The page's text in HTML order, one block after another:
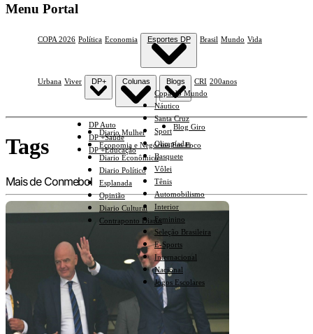
Menu Portal
COPA 2026 Política Economia Esportes DP
Copa do Mundo
Náutico
Santa Cruz
Sport
Olimpíadas
Basquete
Vôlei
Tênis
Automobilismo
Interior
Feminino
Seleção Brasileira
E-Sports
Internacional
Nacional
Jogos Escolares
Brasil Mundo Vida
Urbana Viver DP+
DP Auto
DP +Saúde
DP +Educação
Colunas
Diario Mulher
Economia e Negócios Em Foco
Diario Econômico
Diario Político
Esplanada
Opinião
Diario Cultural
Contraponto Diario
Blogs
Blog Giro
CRI 200anos
Tags
Mais de Conmebol